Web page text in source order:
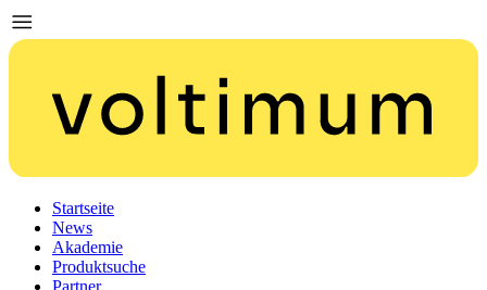
Startseite
News
Akademie
Produktsuche
Partner